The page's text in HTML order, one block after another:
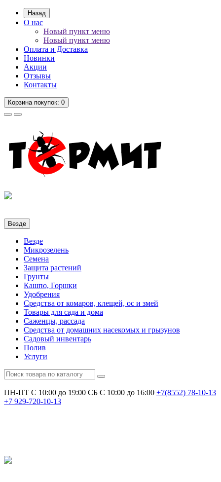
Назад
О нас
Новый пункт меню
Новый пункт меню
Оплата и Доставка
Новинки
Акции
Отзывы
Контакты
Корзинапокупок: 0
Везде
Везде
Микрозелень
Семена
Защита растений
Грунты
Кашпо, Горшки
Удобрения
Средства от комаров, клещей, ос и змей
Товары для сада и дома
Саженцы, рассада
Средства от домашних насекомых и грызунов
Садовый инвентарь
Полив
Услуги
ПН-ПТ С 10:00 до 19:00 СБ С 10:00 до 16:00 +7(8552) 78-10-13
+7 929-720-10-13